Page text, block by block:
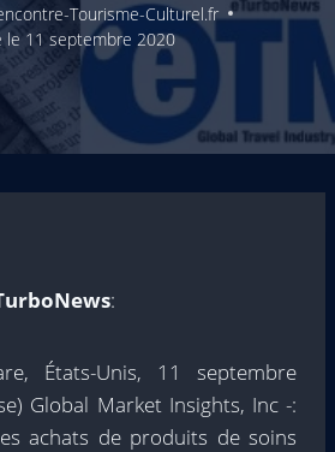
Tourisme-Culturel.fr
le 11 septembre 2020
:
États-Unis, 11 septembre
Global Market Insights, Inc -:
achats de produits de soins